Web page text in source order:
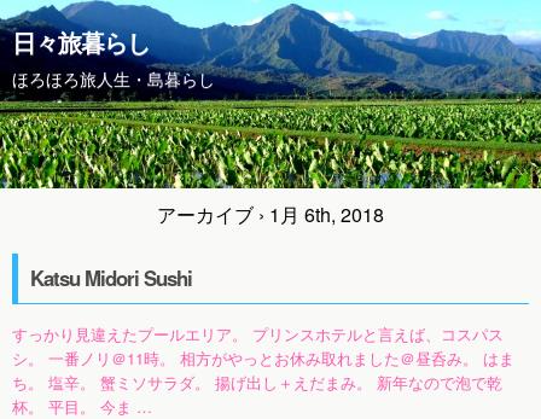
日々旅暮らし
ほろほろ旅人生・島暮らし
アーカイブ › 1月 6th, 2018
Katsu Midori Sushi
すっかり見違えたプールエリア。 プリンスホテルと言えば、コスパス
シ。 一番ノリ＠11時。 相方がやっとお休み取れました＠昼呑み。 はま
ち。 塩辛。 蟹ミソサラダ。 揚げ出し＋えだまみ。 新年なので泡で乾
杯。 平目。 今ま …